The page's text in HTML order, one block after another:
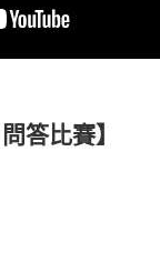
答比賽】